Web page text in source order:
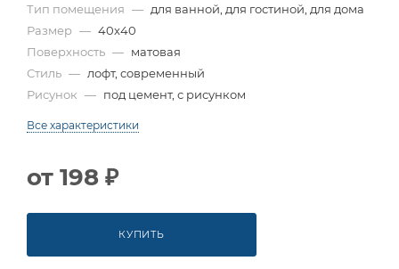
Тип помещения — для ванной, для гостиной, для дома
Размер — 40x40
Поверхность — матовая
Стиль — лофт, современный
Рисунок — под цемент, с рисунком
Все характеристики
от 198 ₽
КУПИТЬ